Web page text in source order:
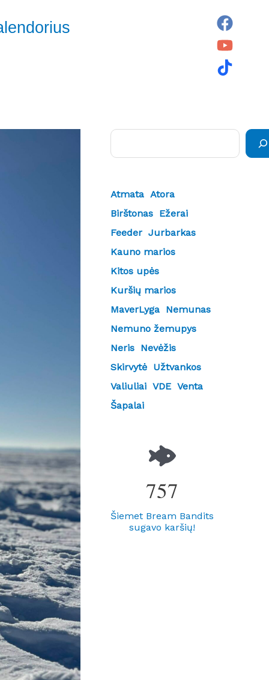
Atmata Atora
Birštonas Ežerai
Feeder Jurbarkas
Kauno marios
Kitos upės
Kuršių marios
MaverLyga Nemunas
Nemuno žemupys
Neris Nevėžis
Skirvytė Užtvankos
Valiuliai VDE Venta
Šapalai
757
Šiemet Bream Bandits
sugavo karšių!